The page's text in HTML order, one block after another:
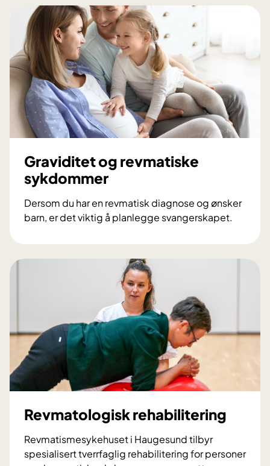
i
t
t
i
n
i
k
Graviditet og revmatiske
sykdommer
Dersom du har en revmatisk diagnose og ønsker
barn, er det viktig å planlegge svangerskapet.
r
a
t
t
o
g
e
v
Revmatologisk rehabilitering
Revmatismesykehuset i Haugesund tilbyr
spesialisert tverrfaglig rehabilitering for personer